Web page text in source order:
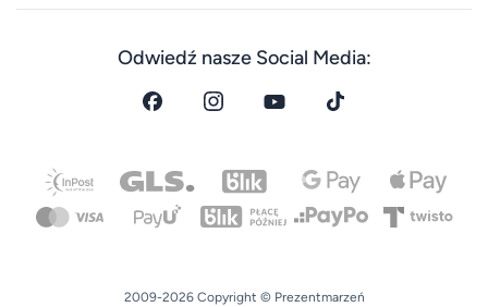
Odwiedź nasze Social Media:
2009-2026 Copyright © Prezentmarzeń